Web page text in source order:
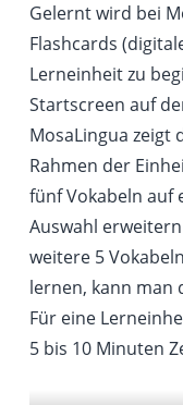
Gelernt wird bei
Flashcards
Lerneinheit zu
Startscreen auf
MosaLingua zeigt
Rahmen der
fünf Vokabeln auf
Auswahl
weitere 5
lernen, kann man
Für eine
5 bis 10 Minuten